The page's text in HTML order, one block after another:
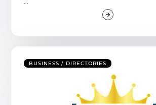
BUSINESS / DIRECTORIES